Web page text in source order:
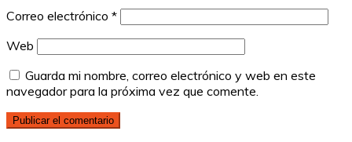
Correo electrónico *
Web
Guarda mi nombre, correo electrónico y web en este
navegador para la próxima vez que comente.